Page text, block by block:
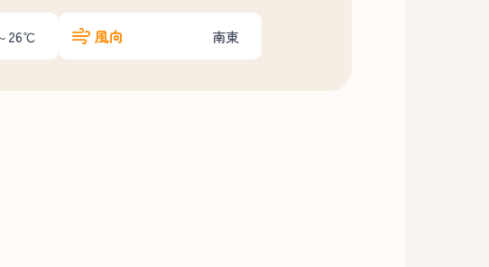
26℃ 風向 南東